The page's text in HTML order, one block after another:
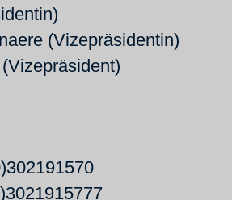
(Vizepräsidentin)